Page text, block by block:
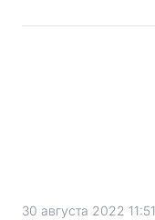
30 августа 2022 11:51